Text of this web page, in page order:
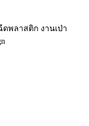
พลาสติก งานเป่า